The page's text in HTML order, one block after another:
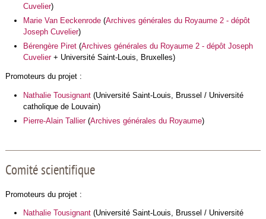
Cuvelier)
Marie Van Eeckenrode(Archives générales du Royaume 2 - dépôt
Joseph Cuvelier)
Bérengère Piret(Archives générales du Royaume 2 - dépôt Joseph
Cuvelier+ Université Saint-Louis, Bruxelles)
Promoteurs du projet :
Nathalie Tousignant(Université Saint-Louis, Brussel / Université
catholique de Louvain)
Pierre-Alain Tallier(Archives générales du Royaume)
Comité scientifique
Promoteurs du projet :
Nathalie Tousignant(Université Saint-Louis, Brussel / Université